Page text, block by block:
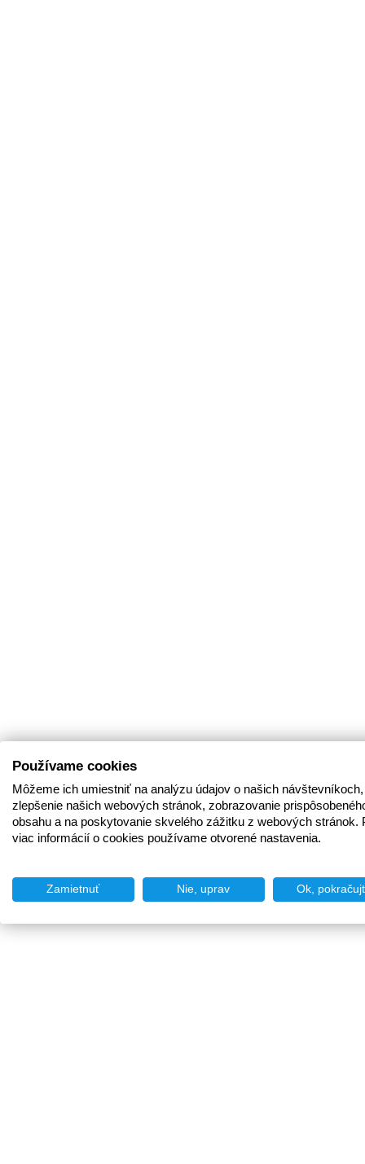
Používame cookies
Môžeme ich umiestniť na analýzu údajov o našich
zlepšenie našich webových stránok, zobrazovanie
obsahu a na poskytovanie skvelého zážitku z webových stránok.
viac informácií o cookies používame otvorené nastavenia.
Zamietnuť Nie, uprav Ok,